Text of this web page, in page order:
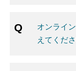
オンライ
えてくだ